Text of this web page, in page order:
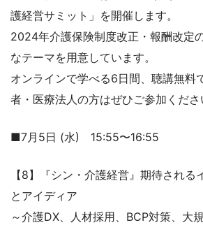
護経営サミット」を開催します。
2024年介護保険制度改正・報酬改定
なテーマを用意しています。
オンラインで学べる6日間、聴講無料
者・医療法人の方はぜひご参加くださ
■7月5日 (水) 15:55〜16:55
【8】『シン・介護経営』期待される
とアイディア
～介護DX、人材採用、BCP対策、大